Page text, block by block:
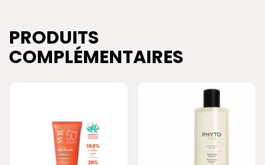
PRODUITS
COMPLÉMENTAIRES